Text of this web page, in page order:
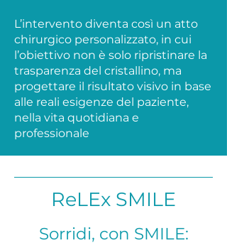
L’intervento diventa così un atto
chirurgico personalizzato, in cui
l’obiettivo non è solo ripristinare la
trasparenza del cristallino, ma
progettare il risultato visivo in base
alle reali esigenze del paziente,
nella vita quotidiana e
professionale
ReLEx SMILE
Sorridi, con SMILE: